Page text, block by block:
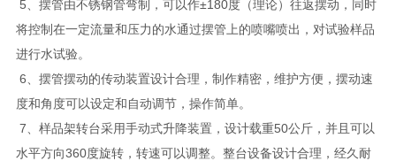
5、摆管由不锈钢管弯制，可以作±180度（理论）往返摆动，同时
将控制在一定流量和压力的水通过摆管上的喷嘴喷出，对试验样品
进行水试验。
6、摆管摆动的传动装置设计合理，制作精密，维护方便，摆动速
度和角度可以设定和自动调节，操作简单。
7、样品架转台采用手动式升降装置，设计载重50公斤，并且可以
水平方向360度旋转，转速可以调整。整台设备设计合理，经久耐